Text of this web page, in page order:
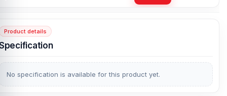
Product details
No specification is available for this product yet.